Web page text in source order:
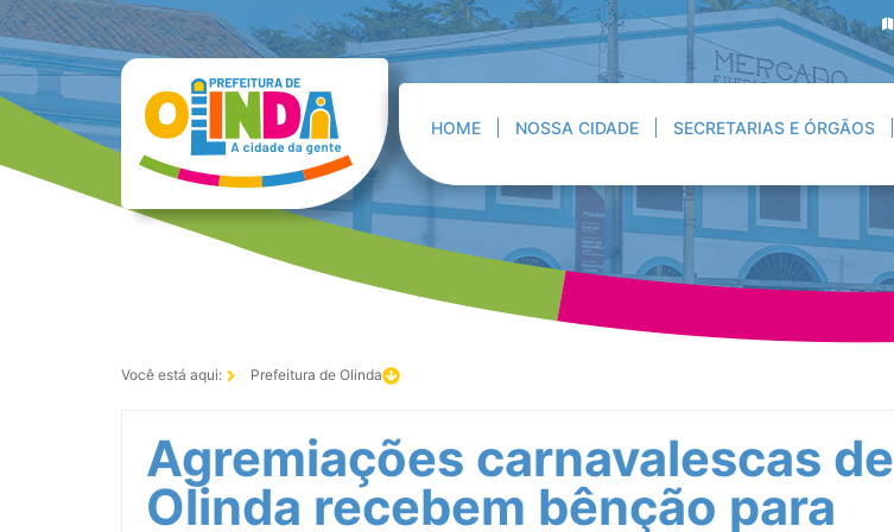
HOME NOSSA CIDADE SECRETARIAS E ÓRGÃOS
Você está aqui: Prefeitura de Olinda
Agremiações carnavalescas de
Olinda recebem bênção para